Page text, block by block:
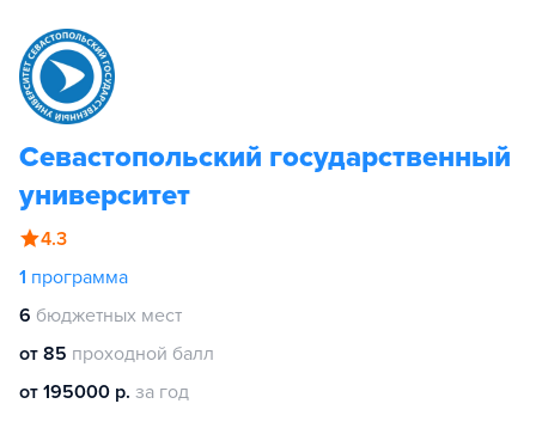
Севастопольский государственный
университет
4.3
1 программа
6 бюджетных мест
от 85 проходной балл
от 195000 р. за год